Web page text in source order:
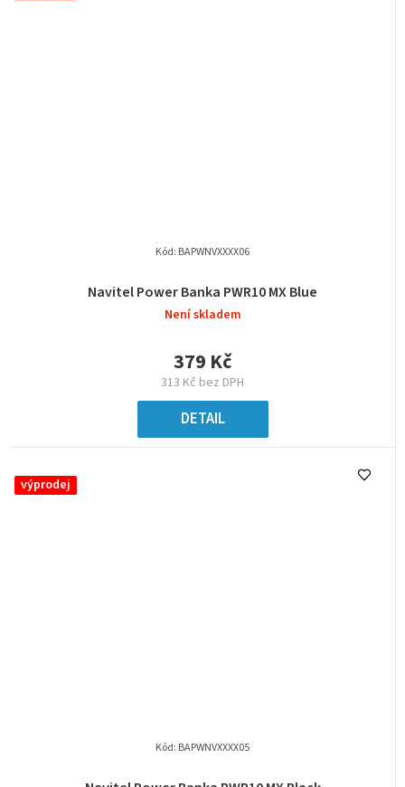
Navitel Power Banka PWR10 MX Blue
Není skladem
313 Kč bez DPH
379 Kč
DETAIL
Kód: BAPWNVXXXX06
výprodej
Kód: BAPWNVXXXX05